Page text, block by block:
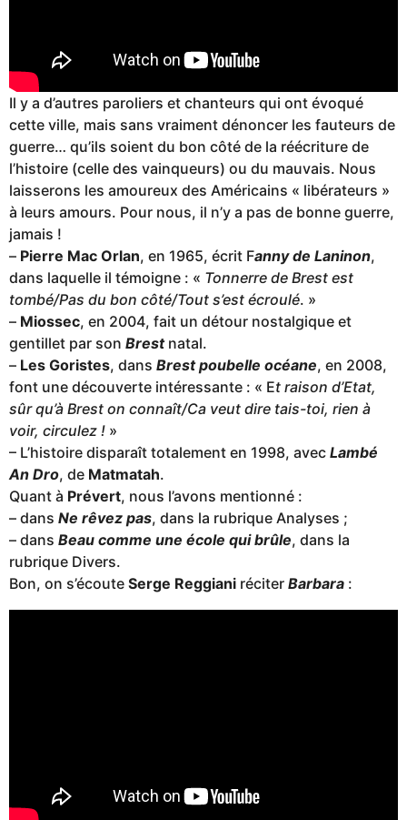
Il y a d’autres paroliers et chanteurs qui ont évoqué
cette ville, mais sans vraiment dénoncer les fauteurs de
guerre… qu’ils soient du bon côté de la réécriture de
l’histoire (celle des vainqueurs) ou du mauvais. Nous
laisserons les amoureux des Américains « libérateurs »
à leurs amours. Pour nous, il n’y a pas de bonne guerre,
jamais !
– Pierre Mac Orlan, en 1965, écrit Fanny de Laninon,
dans laquelle il témoigne : « Tonnerre de Brest est
tombé/Pas du bon côté/Tout s’est écroulé. »
– Miossec, en 2004, fait un détour nostalgique et
gentillet par son Brestnatal.
– Les Goristes, dans Brest poubelle océane, en 2008,
font une découverte intéressante : « Et raison d’Etat,
sûr qu’à Brest on connaît/Ca veut dire tais-toi, rien à
voir, circulez ! »
– L’histoire disparaît totalement en 1998, avec Lambé
An Dro, de Matmatah.
Quant à Prévert, nous l’avons mentionné :
– dans Ne rêvez pas, dans la rubrique Analyses ;
– dans Beau comme une école qui brûle, dans la
rubrique Divers.
Bon, on s’écoute Serge Reggiani réciter Barbara :